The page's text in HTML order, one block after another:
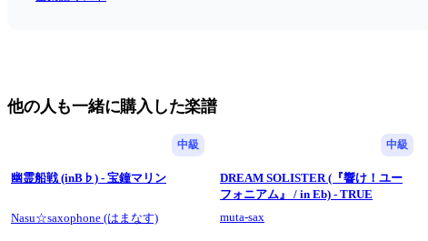
他の人も一緒に購入した楽譜
中級
幽霊船戦 (inB♭) - 宝鐘マリン
Nasu☆saxophone (はまなす)
中級
DREAM SOLISTER (『響け！ユー
フォニアム』 / in Eb) - TRUE
muta-sax